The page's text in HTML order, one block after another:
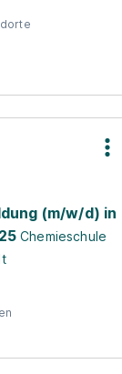
(m/w/d) in
Chemieschule